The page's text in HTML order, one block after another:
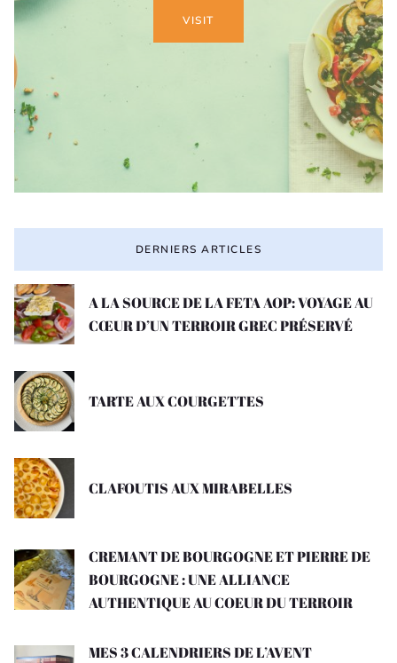
VISIT
DERNIERS ARTICLES
A LA SOURCE DE LA FETA AOP: VOYAGE AU
CŒUR D’UN TERROIR GREC PRÉSERVÉ
TARTE AUX COURGETTES
CLAFOUTIS AUX MIRABELLES
CREMANT DE BOURGOGNE ET PIERRE DE
BOURGOGNE : UNE ALLIANCE
AUTHENTIQUE AU COEUR DU TERROIR
MES 3 CALENDRIERS DE L’AVENT